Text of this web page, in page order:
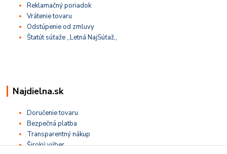
Reklamačný poriadok
Vrátenie tovaru
Odstúpenie od zmluvy
Štatút súťaže ,,Letná NajSúťaž,,
Najdielna.sk
Doručenie tovaru
Bezpečná platba
Transparentný nákup
Široký výber